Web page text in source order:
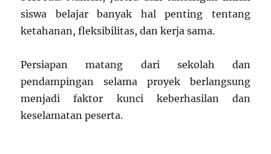
siswa belajar banyak hal penting tentang
ketahanan, fleksibilitas, dan kerja sama.
Persiapan matang dari sekolah dan
pendampingan selama proyek berlangsung
menjadi faktor kunci keberhasilan dan
keselamatan peserta.